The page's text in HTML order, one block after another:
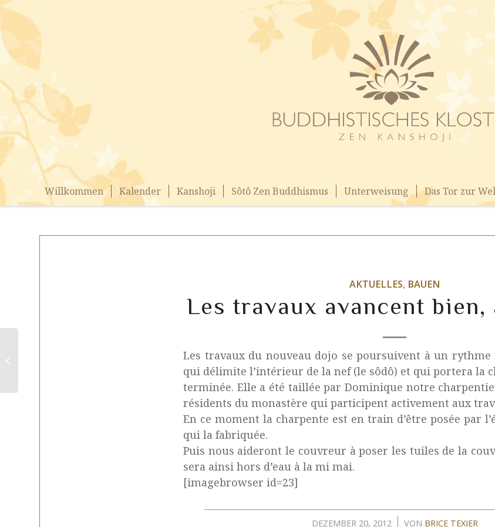
Willkommen Kalender Kanshoji Sôtô Zen Buddhismus Unterweisung Das Tor zur
AKTUELLES, BAUEN
Les travaux avancent bien,
Les travaux du nouveau dojo se poursuivent à un rythme
qui délimite l’intérieur de la nef (le sôdô) et qui portera la
terminée. Elle a été taillée par Dominique notre
résidents du monastère qui participent activement aux
En ce moment la charpente est en train d’être posée par
qui la fabriquée.
Puis nous aideront le couvreur à poser les tuiles de la
sera ainsi hors d’eau à la mi mai.
[imagebrowser id=23]
DEZEMBER 20, 2012
/ VON BRICE TEXIER